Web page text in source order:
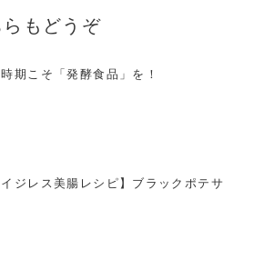
もどうぞ
期こそ「発酵食品」を！
イジレス美腸レシピ】ブラックポテサ